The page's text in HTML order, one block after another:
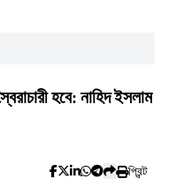
হবে: নাহিদ ইসলাম
প্রিন্ট